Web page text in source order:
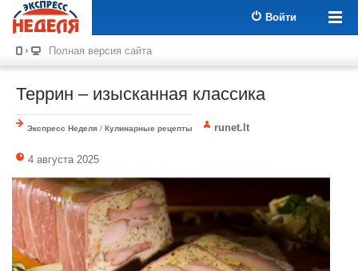
Войти
Полная версия сайта
Террин – изысканная классика
Экспресс Неделя / Кулинарные рецепты runet.lt
4 августа 2025